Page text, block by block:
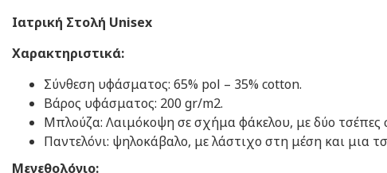
Ιατρική Στολή Unisex
Χαρακτηριστικά:
Σύνθεση υφάσματος: 65% pol – 35% cotton.
Βάρος υφάσματος: 200 gr/m2.
Mπλούζα: Λαιμόκοψη σε σχήμα φάκελου, με δύο τσέπες
Παντελόνι: ψηλοκάβαλο, με λάστιχο στη μέση και μια
Μεγεθολόγιο: